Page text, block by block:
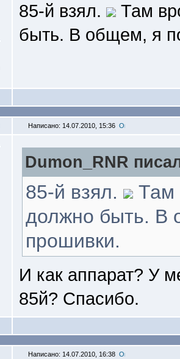
85-й взял.
Там
быть. В общем, я
Написано: 14.07.2010, 15:36
Dumon_RNR
85-й взял.
Там
должно быть. В
прошивки.
И как аппарат? У
85й? Спасибо.
Написано: 14.07.2010, 16:38